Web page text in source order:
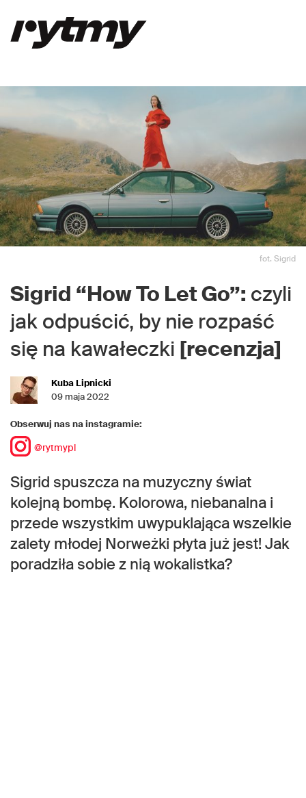
fot. Sigrid
Sigrid “How To Let Go”: czyli
jak odpuścić, by nie rozpaść
się na kawałeczki [recenzja]
Kuba Lipnicki
09 maja 2022
Obserwuj nas na instagramie:
@rytmypl
Sigrid spuszcza na muzyczny świat
kolejną bombę. Kolorowa, niebanalna i
przede wszystkim uwypuklająca wszelkie
zalety młodej Norweżki płyta już jest! Jak
poradziła sobie z nią wokalistka?